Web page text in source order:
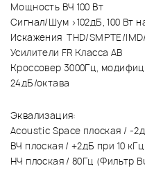
Мощность ВЧ 100 Вт
Сигнал/Шум >102дБ, 100 Вт
Искажения THD/SMPTE/
Усилители FR Класса AB
Кроссовер 3000Гц,
24дБ/октава
Эквализация:
Acoustic Space плоская / -
ВЧ плоская / +2дБ при 10 кГц
НЧ плоская / 80Гц (Фильтр